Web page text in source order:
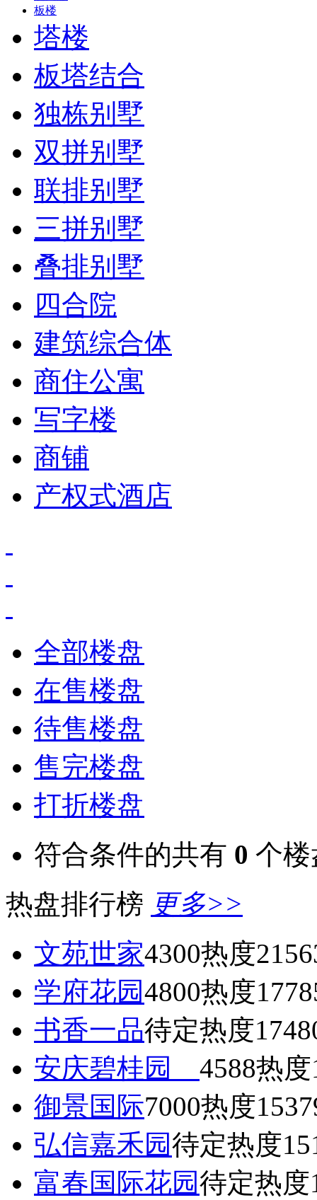
板楼
塔楼
板塔结合
独栋别墅
双拼别墅
联排别墅
三拼别墅
叠排别墅
四合院
建筑综合体
商住公寓
写字楼
商铺
产权式酒店
全部楼盘
在售楼盘
待售楼盘
售完楼盘
打折楼盘
符合条件的共有 0 个楼
热盘排行榜 更多>>
文苑世家4300热度
学府花园4800热度
书香一品待定热度
安庆碧桂园 4588热度
御景国际7000热度
弘信嘉禾园待定热度
富春国际花园待定热度